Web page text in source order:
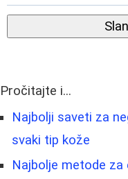
Pročitajte i...
Najbolji saveti za
svaki tip kože
Najbolje metode